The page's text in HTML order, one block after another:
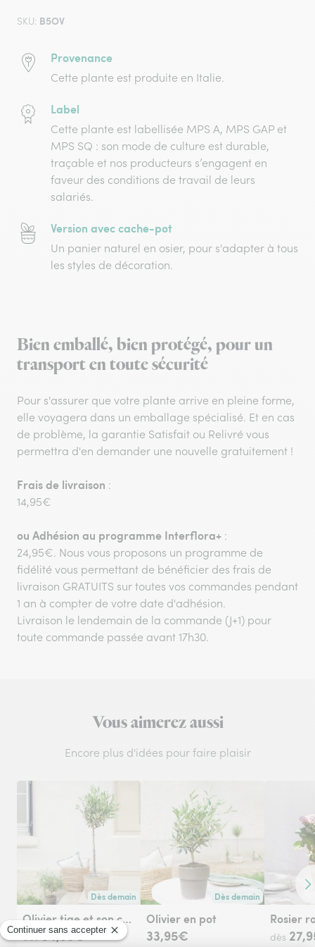
SKU: B5OV
Provenance
Cette plante est produite en Italie.
Label
Cette plante est labellisée MPS A, MPS GAP et
MPS SQ : son mode de culture est durable,
traçable et nos producteurs s’engagent en
faveur des conditions de travail de leurs
salariés.
Version avec cache-pot
Un panier naturel en osier, pour s'adapter à tous
les styles de décoration.
Bien emballé, bien protégé, pour un
transport en toute sécurité
Pour s'assurer que votre plante arrive en pleine forme,
elle voyagera dans un emballage spécialisé. Et en cas
de problème, la garantie Satisfait ou Relivré vous
permettra d'en demander une nouvelle gratuitement !
Frais de livraison :
14,95€
ou Adhésion au programme Interflora+ :
24,95€. Nous vous proposons un programme de
fidélité vous permettant de bénéficier des frais de
livraison GRATUITS sur toutes vos commandes pendant
1 an à compter de votre date d'adhésion.
Livraison le lendemain de la commande (J+1) pour
toute commande passée avant 17h30.
Vous aimerez aussi
Encore plus d'idées pour faire plaisir
Dès demain
Livraison dès demain (pour toute commande passée
Olivier tige et son cache pot
dès34,95€
Dès demain
Livraison dès demain
Olivier en pot
33,95€
Rosier
dès